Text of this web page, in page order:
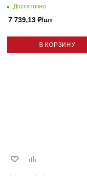
Достаточно
7 739,13 ₽/шт
В КОРЗИНУ